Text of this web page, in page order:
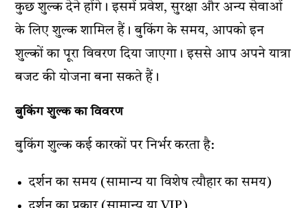
कुछ शुल्क देने होंगे। इसमें प्रवेश, सुरक्षा और अन्य सेवाओं
के लिए शुल्क शामिल हैं। बुकिंग के समय, आपको इन
शुल्कों का पूरा विवरण दिया जाएगा। इससे आप अपने यात्रा
बजट की योजना बना सकते हैं।
बुकिंग शुल्क का विवरण
बुकिंग शुल्क कई कारकों पर निर्भर करता है:
दर्शन का समय (सामान्य या विशेष त्यौहार का समय)